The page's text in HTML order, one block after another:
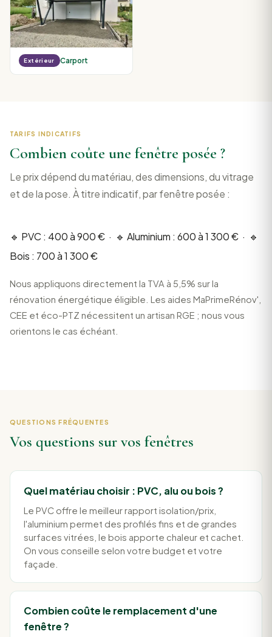
Extérieur Carport
TARIFS INDICATIFS
Combien coûte une fenêtre posée ?
Le prix dépend du matériau, des dimensions, du vitrage
et de la pose. À titre indicatif, par fenêtre posée :
🔹 PVC : 400 à 900 € · 🔹 Aluminium : 600 à 1 300 € · 🔹
Bois : 700 à 1 300 €
Nous appliquons directement la TVA à 5,5% sur la
rénovation énergétique éligible. Les aides MaPrimeRénov',
CEE et éco-PTZ nécessitent un artisan RGE ; nous vous
orientons le cas échéant.
QUESTIONS FRÉQUENTES
Vos questions sur vos fenêtres
Quel matériau choisir : PVC, alu ou bois ?
Le PVC offre le meilleur rapport isolation/prix,
l'aluminium permet des profilés fins et de grandes
surfaces vitrées, le bois apporte chaleur et cachet.
On vous conseille selon votre budget et votre
façade.
Combien coûte le remplacement d'une
fenêtre ?